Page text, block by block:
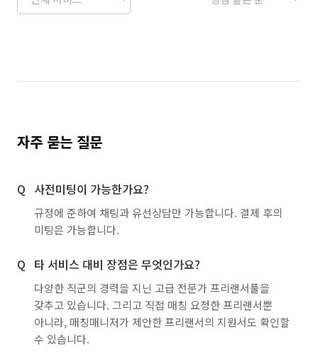
자주 묻는 질문
사전미팅이 가능한가요?
규정에 준하여 채팅과 유선상담만 가능합니다. 결제 후의
미팅은 가능합니다.
타 서비스 대비 장점은 무엇인가요?
다양한 직군의 경력을 지닌 고급 전문가 프리랜서풀을
갖추고 있습니다. 그리고 직접 매칭 요청한 프리랜서뿐
아니라, 매칭매니저가 제안한 프리랜서의 지원서도 확인할
수 있습니다.